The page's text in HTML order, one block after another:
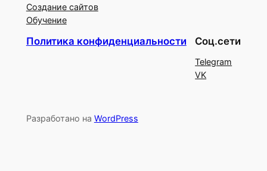
Создание сайтов
Обучение
Политика конфиденциальности Соц.сети
Telegram
VK
Разработано на WordPress